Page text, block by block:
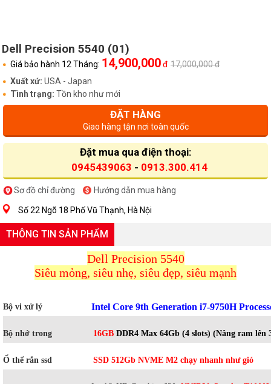
Dell Precision 5540 (01)
Giá bảo hành 12 Tháng: 14,900,000đ 17,000,000 đ
Xuất xứ: USA - Japan
Tình trạng: Tồn kho như mới
ĐẶT HÀNG
Giao hàng tận nơi toàn quốc
Đặt mua qua điện thoại:
0945439063 - 0913.300.414
Sơ đồ chỉ đường Hướng dẫn mua hàng
Số 22 Ngõ 18 Phố Vũ Thạnh, Hà Nội
THÔNG TIN SẢN PHẨM
Dell Precision 5540
Siêu mỏng, siêu nhẹ, siêu đẹp, siêu mạnh
Bộ vi xử lý Intel Core 9th Generation i7-9750H
Bộ nhớ trong 16GB DDR4 Max 64Gb (4 slots) (Nâng ram lên
Ổ thể rắn ssd SSD 512Gb NVME M2 chạy nhanh như gió